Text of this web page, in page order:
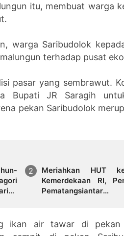
itu, membuat warga
warga Saribudolok
terhadap pusat
pasar yang sembrawut.
Bupati JR Saragih
pekan Saribudolok
Meriahkan HUT
Kemerdekaan RI,
Pematangsiantar
ikan air tawar di pekan